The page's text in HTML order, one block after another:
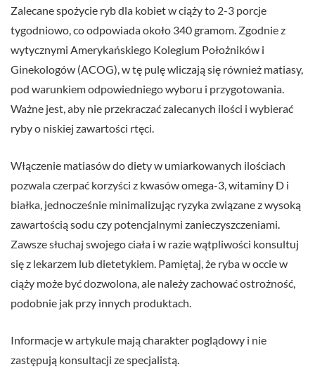
Zalecane spożycie ryb dla kobiet w ciąży to 2-3 porcje
tygodniowo, co odpowiada około 340 gramom. Zgodnie z
wytycznymi Amerykańskiego Kolegium Położników i
Ginekologów (ACOG), w tę pulę wliczają się również matiasy,
pod warunkiem odpowiedniego wyboru i przygotowania.
Ważne jest, aby nie przekraczać zalecanych ilości i wybierać
ryby o niskiej zawartości rtęci.
Włączenie matiasów do diety w umiarkowanych ilościach
pozwala czerpać korzyści z kwasów omega-3, witaminy D i
białka, jednocześnie minimalizując ryzyka związane z wysoką
zawartością sodu czy potencjalnymi zanieczyszczeniami.
Zawsze słuchaj swojego ciała i w razie wątpliwości konsultuj
się z lekarzem lub dietetykiem. Pamiętaj, że ryba w occie w
ciąży może być dozwolona, ale należy zachować ostrożność,
podobnie jak przy innych produktach.
Informacje w artykule mają charakter poglądowy i nie
zastępują konsultacji ze specjalistą.